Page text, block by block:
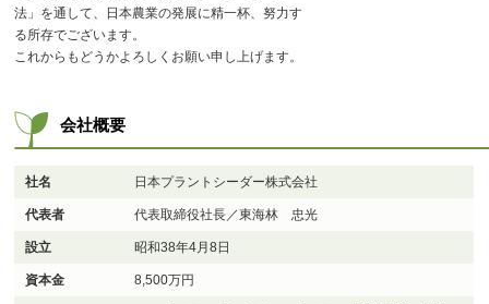
法」を通して、日本農業の発展に精一杯、努力す
る所存でございます。
これからもどうかよろしくお願い申し上げます。
会社概要
社名 日本プラントシーダー株式会社
代表者 代表取締役社長／東海林 忠光
設立 昭和38年4月8日
資本金 8,500万円